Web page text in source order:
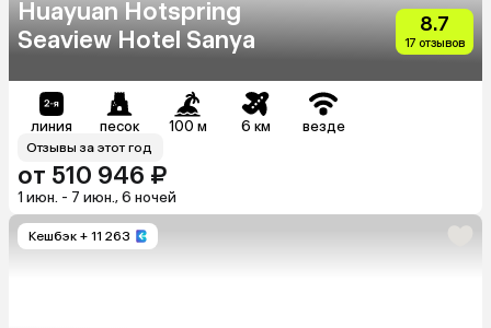
Huayuan Hotspring
Seaview Hotel Sanya
8.7
17 отзывов
линия песок 100 м 6 км везде
Отзывы за этот год
от 510 946 ₽
1 июн. - 7 июн., 6 ночей
Кешбэк + 11 263